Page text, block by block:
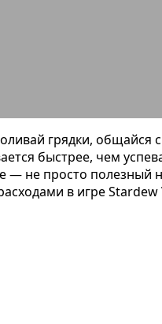
грядки, общайся
быстрее, чем
не просто полезный
в игре